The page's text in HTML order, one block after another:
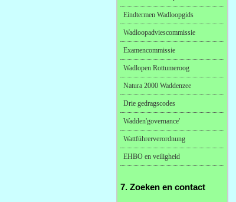
Eindtermen Wadloopgids
Wadloopadviescommissie
Examencommissie
Wadlopen Rottumeroog
Natura 2000 Waddenzee
Drie gedragscodes
Wadden'governance'
Wattführerverordnung
EHBO en veiligheid
7. Zoeken en contact